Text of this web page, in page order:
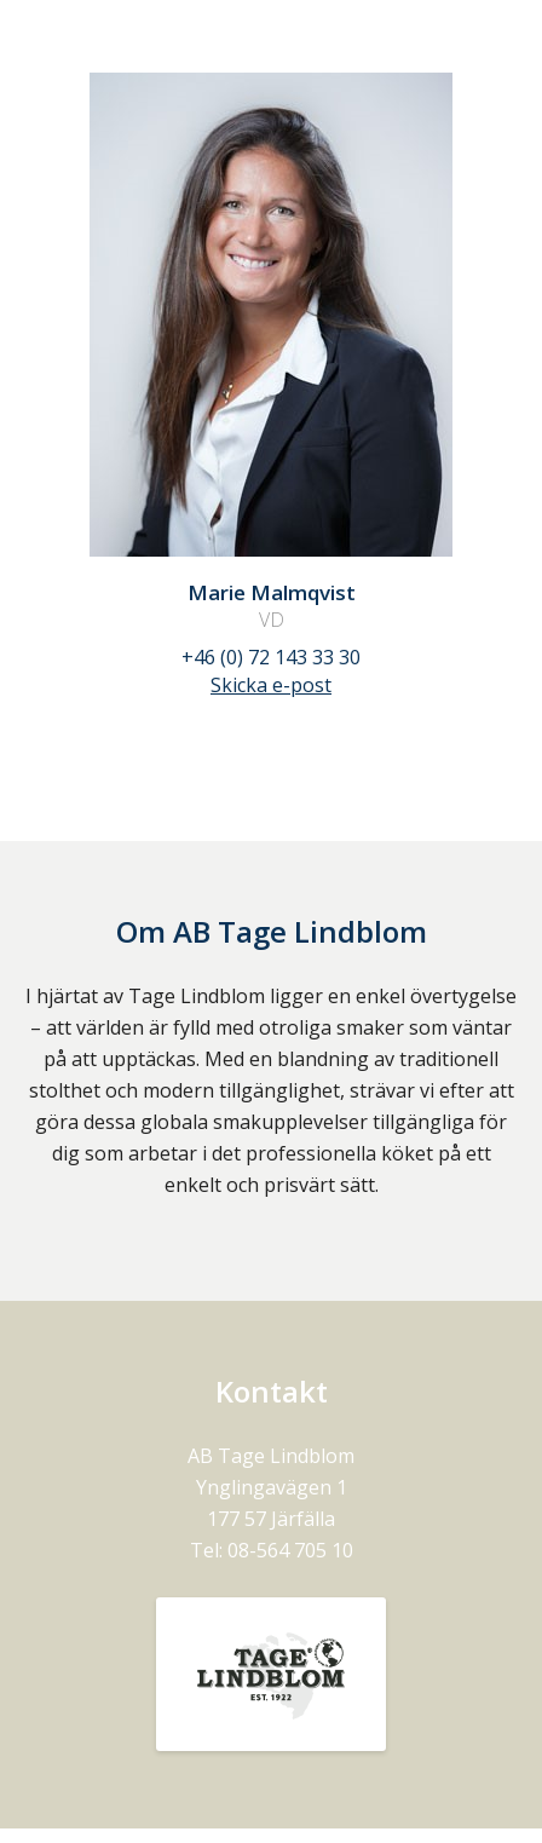
Marie Malmqvist
VD
+46 (0) 72 143 33 30
Skicka e-post
Om AB Tage Lindblom
I hjärtat av Tage Lindblom ligger en enkel övertygelse
– att världen är fylld med otroliga smaker som väntar
på att upptäckas. Med en blandning av traditionell
stolthet och modern tillgänglighet, strävar vi efter att
göra dessa globala smakupplevelser tillgängliga för
dig som arbetar i det professionella köket på ett
enkelt och prisvärt sätt.
Kontakt
AB Tage Lindblom
Ynglingavägen 1
177 57 Järfälla
Tel: 08-564 705 10